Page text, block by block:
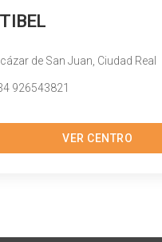
de San Juan, Ciudad Real
926543821
VER CENTRO